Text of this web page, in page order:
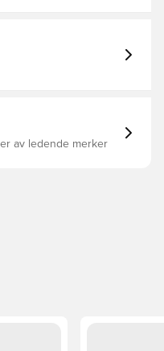
av ledende merker